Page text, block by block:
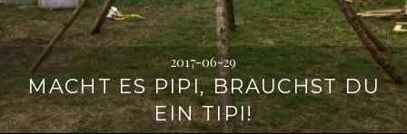
2017-06-29
MACHT ES PIPI, BRAUCHST DU
EIN TIPI!